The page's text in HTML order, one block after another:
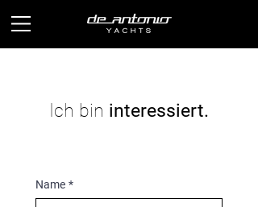
Ich bin interessiert.
Name *